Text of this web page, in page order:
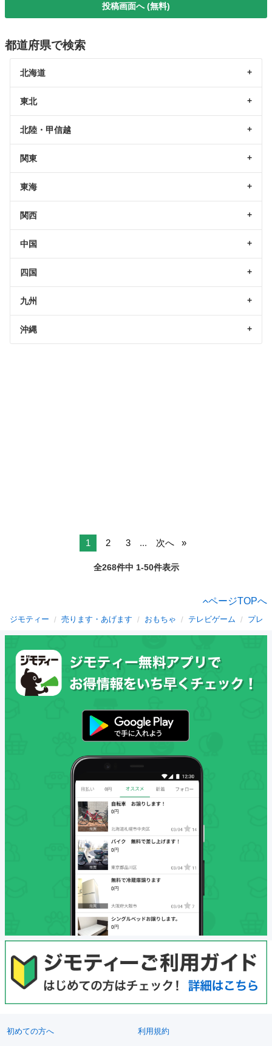
投稿画面へ (無料)
都道府県で検索
北海道
東北
北陸・甲信越
関東
東海
関西
中国
四国
九州
沖縄
1 2 3 ... 次へ
全268件中 1-50件表示
ページTOPへ
ジモティー 売ります・あげます おもちゃ テレビゲーム プレ
初めての方へ 利用規約